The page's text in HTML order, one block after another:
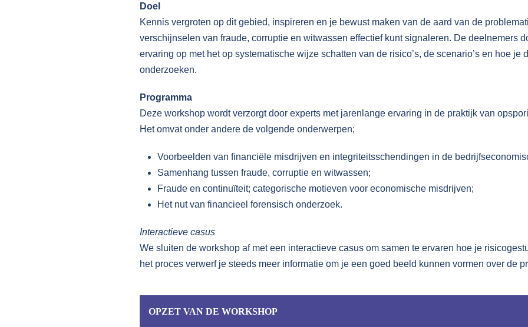
Doel
Kennis vergroten op dit gebied, inspireren en je bewust maken van de aard van de
verschijnselen van fraude, corruptie en witwassen effectief kunt signaleren. De deelnemers
ervaring op met het op systematische wijze schatten van de risico’s, de scenario’s en hoe je
onderzoeken.
Programma
Deze workshop wordt verzorgt door experts met jarenlange ervaring in de praktijk van
Het omvat onder andere de volgende onderwerpen;
Voorbeelden van financiële misdrijven en integriteitsschendingen in de
Samenhang tussen fraude, corruptie en witwassen;
Fraude en continuïteit; categorische motieven voor economische misdrijven;
Het nut van financieel forensisch onderzoek.
Interactieve casus
We sluiten de workshop af met een interactieve casus om samen te ervaren hoe je
het proces verwerf je steeds meer informatie om je een goed beeld kunnen vormen over de
OPZET VAN DE WORKSHOP